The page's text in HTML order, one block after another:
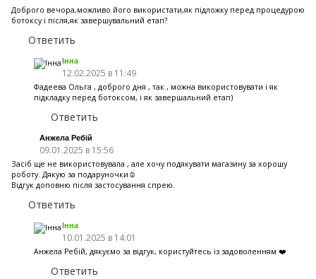
Доброго вечора,можливо його використати,як підложку перед процедурою
ботоксу і після,як завершувальний етап?
Ответить
Інна
12.02.2025 в 11:49
Фадеева Ольга , доброго дня , так , можна використовувати і як
підкладку перед ботоксом, і як завершальний етап)
Ответить
Анжела Ребій
09.01.2025 в 15:56
Засіб ще не використовувала , але хочу подякувати магазину за хорошу
роботу. Дякую за подаруночки☺️
Відгук доповню після застосування спрею.
Ответить
Інна
10.01.2025 в 14:01
Анжела Ребій, дякуємо за відгук, користуйтесь із задоволенням ❤️
Ответить